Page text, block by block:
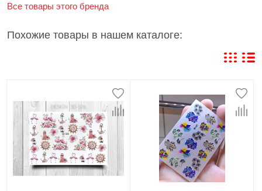
Все товары этого бренда
Похожие товары в нашем каталоге: